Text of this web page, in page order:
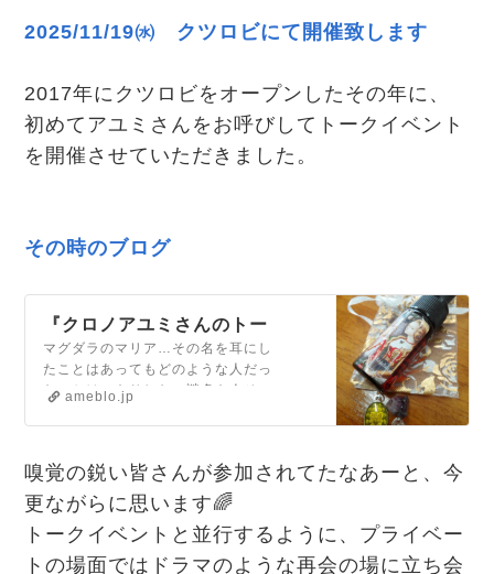
2025/11/19㈬ クツロビにて開催致します
2017年にクツロビをオープンしたその年に、
初めてアユミさんをお呼びしてトークイベント
を開催させていただきました。
その時のブログ
『クロノアユミさんのトー
クイベント終了しました』
マグダラのマリア…その名を耳にし
たことはあってもどのような人だっ
たのかはっきりしない謎多き人その
ameblo.jp
嗅覚の鋭い皆さんが参加されてたなあーと、今
更ながらに思います🌈
トークイベントと並行するように、プライベー
トの場面ではドラマのような再会の場に立ち会